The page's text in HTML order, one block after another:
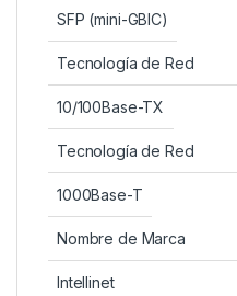
SFP (mini-GBIC)
Tecnología de Red
10/100Base-TX
Tecnología de Red
1000Base-T
Nombre de Marca
Intellinet